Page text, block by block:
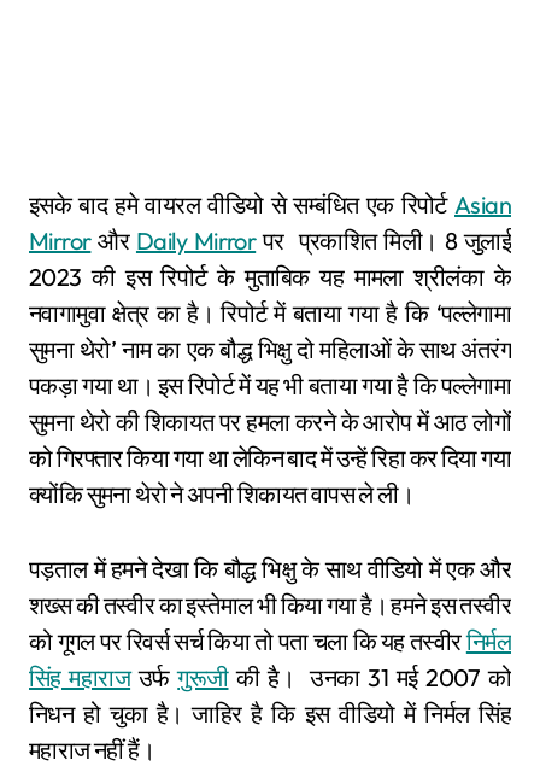
इसके बाद हमे वायरल वीडियो से सम्बंधित एक रिपोर्ट Asian
Mirrorऔर Daily Mirrorपर प्रकाशित मिली। 8 जुलाई
2023 की इस रिपोर्ट के मुताबिक यह मामला श्रीलंका के
नवागामुवा क्षेत्र का है। रिपोर्ट में बताया गया है कि ‘पल्लेगामा
सुमना थेरो’ नाम का एक बौद्ध भिक्षु दो महिलाओं के साथ अंतरंग
पकड़ा गया था। इस रिपोर्ट में यह भी बताया गया है कि पल्लेगामा
सुमना थेरो की शिकायत पर हमला करने के आरोप में आठ लोगों
को गिरफ्तार किया गया था लेकिन बाद में उन्हें रिहा कर दिया गया
क्योंकि सुमना थेरो ने अपनी शिकायत वापस ले ली।
पड़ताल में हमने देखा कि बौद्ध भिक्षु के साथ वीडियो में एक और
शख्स की तस्वीर का इस्तेमाल भी किया गया है। हमने इस तस्वीर
को गूगल पर रिवर्स सर्च किया तो पता चला कि यह तस्वीरनिर्मल
सिंह महाराजउर्फगुरूजीकी है। उनका 31 मई 2007 को
निधन हो चुका है। जाहिर है कि इस वीडियो में निर्मल सिंह
महाराज नहीं हैं।